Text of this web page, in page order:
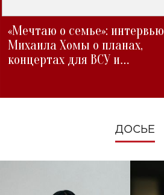
«Мечтаю о семье»: интервью
Михаила Хомы о планах,
концертах для ВСУ и
ДОСЬЕ